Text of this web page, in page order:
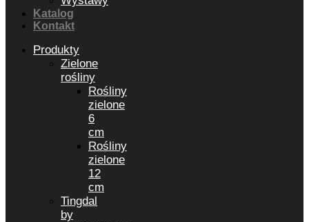
Katalog
Kontakt
Produkty
Zielone
rośliny
Rośliny
zielone
6
cm
Rośliny
zielone
12
cm
Tingdal
by